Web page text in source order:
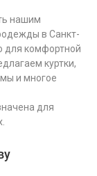
нашим
в Санкт-
для комфортной
куртки,
и многое
для